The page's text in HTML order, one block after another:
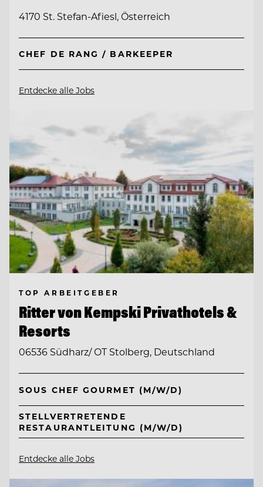
4170 St. Stefan-Afiesl, Österreich
CHEF DE RANG / BARKEEPER
Entdecke alle Jobs
TOP ARBEITGEBER
Ritter von Kempski Privathotels &
Resorts
06536 Südharz/ OT Stolberg, Deutschland
SOUS CHEF GOURMET (M/W/D)
STELLVERTRETENDE
RESTAURANTLEITUNG (M/W/D)
Entdecke alle Jobs